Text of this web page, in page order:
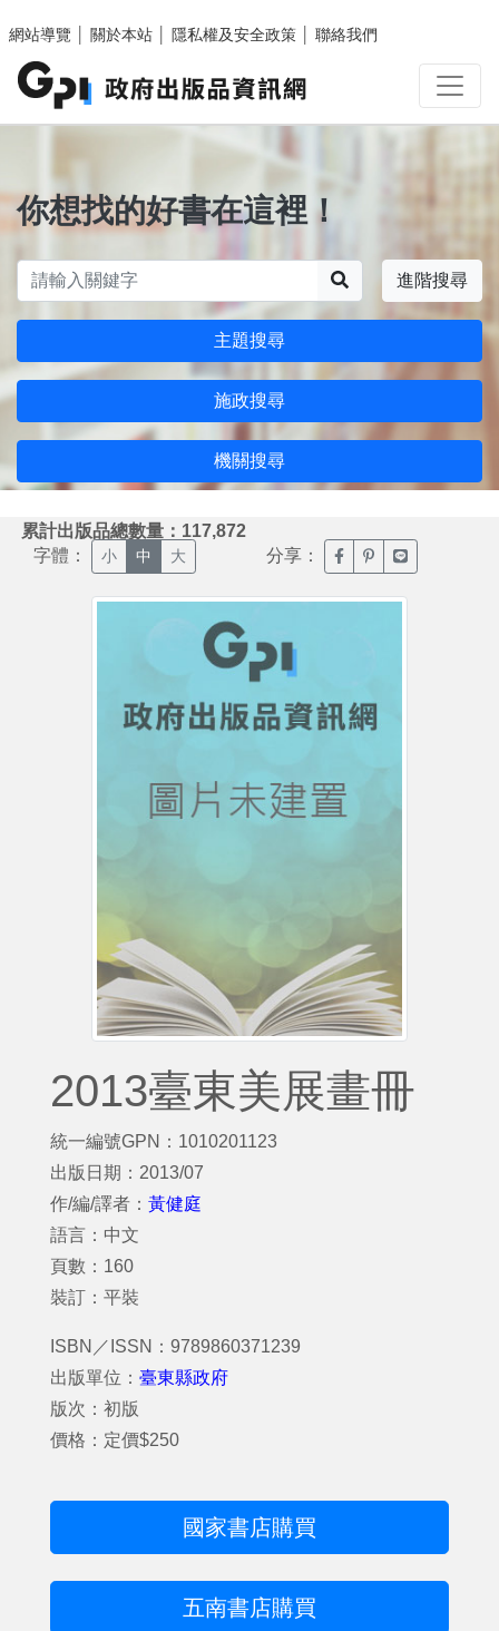
網站導覽
關於本站 隱私權及安全政策 聯絡我們
你想找的好書在這裡！
進階搜尋
主題搜尋
施政搜尋
機關搜尋
累計出版品總數量：117,872
字體： 小 中 大 分享： 臉書分享(另開新視窗)
噗浪分享(另開新
Line分享(另
2013臺東美展畫冊
統一編號GPN：1010201123
出版日期：2013/07
作/編/譯者： 黃健庭
語言：中文
頁數：160
裝訂：平裝
ISBN／ISSN：9789860371239
出版單位： 臺東縣政府
版次：初版
價格：定價$250
國家書店購買
五南書店購買